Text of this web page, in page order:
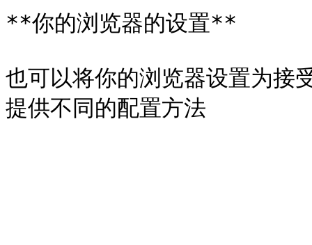
**你的浏览器的设置**
也可以将你的浏览器设置为